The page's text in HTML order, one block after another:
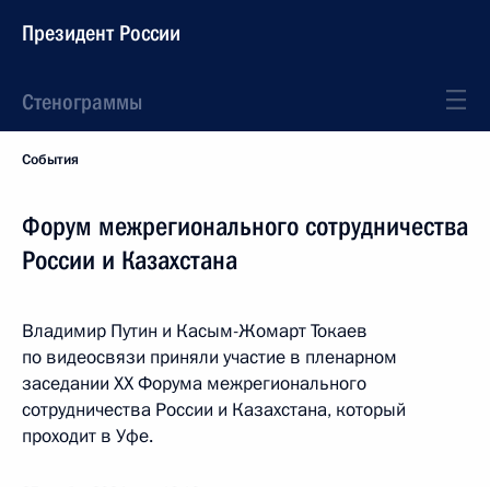
Президент России
Стенограммы
События
Форум межрегионального сотрудничества
России и Казахстана
Владимир Путин и Касым-Жомарт Токаев
по видеосвязи приняли участие в пленарном
заседании ХX Форума межрегионального
сотрудничества России и Казахстана, который
проходит в Уфе.